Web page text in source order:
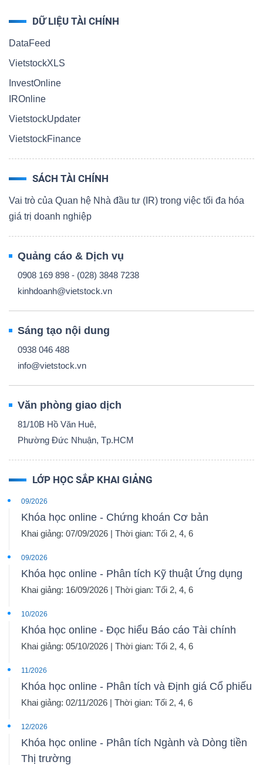
DỮ LIỆU TÀI CHÍNH
DataFeed
VietstockXLS
InvestOnline
IROnline
VietstockUpdater
VietstockFinance
SÁCH TÀI CHÍNH
Vai trò của Quan hệ Nhà đầu tư (IR) trong việc tối đa hóa
giá trị doanh nghiệp
Quảng cáo & Dịch vụ
0908 169 898 - (028) 3848 7238
kinhdoanh@vietstock.vn
Sáng tạo nội dung
0938 046 488
info@vietstock.vn
Văn phòng giao dịch
81/10B Hồ Văn Huê,
Phường Đức Nhuận, Tp.HCM
LỚP HỌC SẮP KHAI GIẢNG
09/2026
Khóa học online - Chứng khoán Cơ bản
Khai giảng: 07/09/2026 | Thời gian: Tối 2, 4, 6
09/2026
Khóa học online - Phân tích Kỹ thuật Ứng dụng
Khai giảng: 16/09/2026 | Thời gian: Tối 2, 4, 6
10/2026
Khóa học online - Đọc hiểu Báo cáo Tài chính
Khai giảng: 05/10/2026 | Thời gian: Tối 2, 4, 6
11/2026
Khóa học online - Phân tích và Định giá Cổ phiếu
Khai giảng: 02/11/2026 | Thời gian: Tối 2, 4, 6
12/2026
Khóa học online - Phân tích Ngành và Dòng tiền
Thị trường